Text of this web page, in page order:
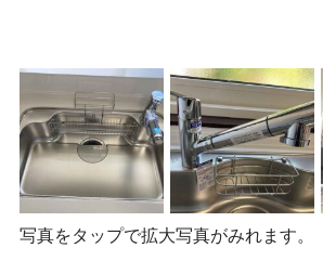
写真をタップで拡大写真がみれます。